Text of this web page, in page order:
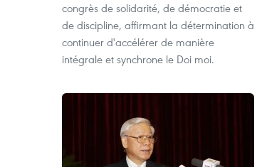
congrès de solidarité, de démocratie et
de discipline, affirmant la détermination à
continuer d'accélérer de manière
intégrale et synchrone le Doi moi.